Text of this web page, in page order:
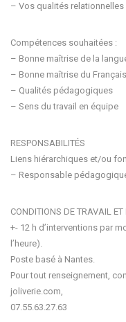
– Vos qualités
Compétences souhaitées :
– Bonne maîtrise de la
– Bonne maîtrise du Français
– Qualités pédagogiques
– Sens du travail en équipe
RESPONSABILITÉS
Liens hiérarchiques et/ou
– Responsable
CONDITIONS DE TRAVAIL
+- 12 h d’interventions par
l’heure).
Poste basé à Nantes.
Pour tout renseignement,
joliverie.com,
07.55.63.27.63